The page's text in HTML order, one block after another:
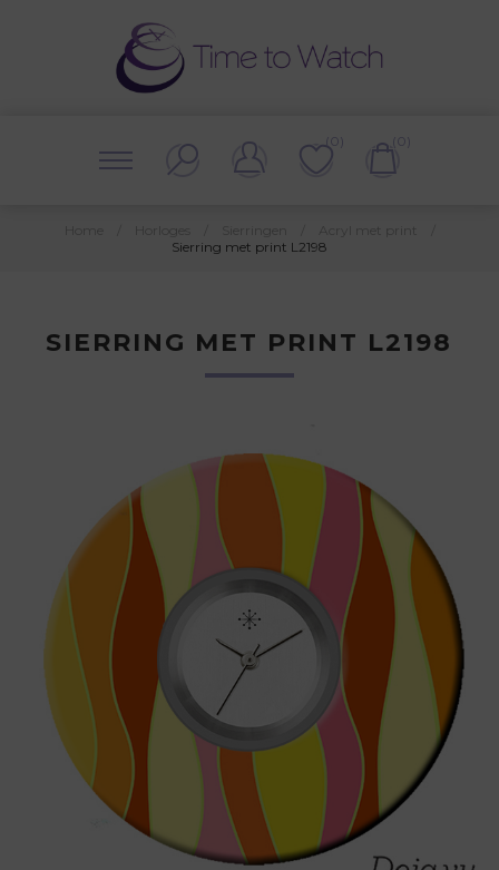
(0) (0)
Sierring met print L2198
SIERRING MET PRINT L2198